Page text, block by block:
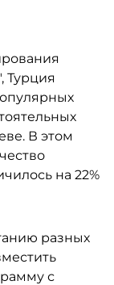
Турция
В этом
на 22%
разных
с